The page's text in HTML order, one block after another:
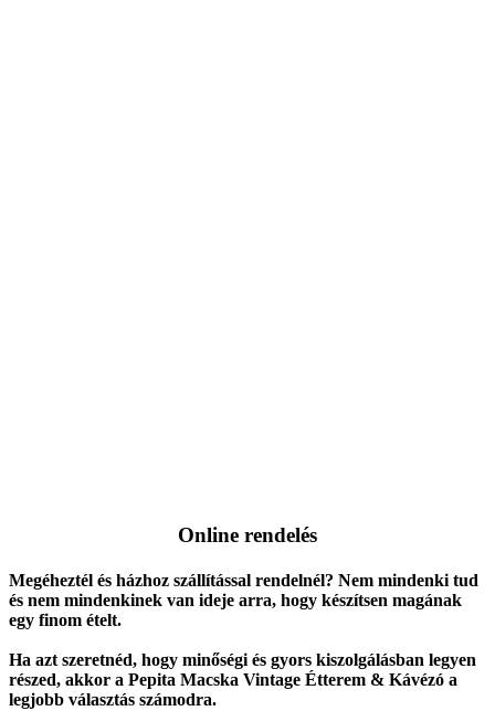
Online rendelés
Megéheztél és házhoz szállítással rendelnél? Nem mindenki tud
és nem mindenkinek van ideje arra, hogy készítsen magának
egy finom ételt.
Ha azt szeretnéd, hogy minőségi és gyors kiszolgálásban legyen
részed, akkor a Pepita Macska Vintage Étterem & Kávézó a
legjobb választás számodra.